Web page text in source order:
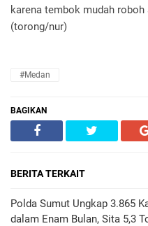
karena tembok mudah
(torong/nur)
#Medan
BAGIKAN
BERITA TERKAIT
Polda Sumut Ungkap 3.865
dalam Enam Bulan, Sita 5,3